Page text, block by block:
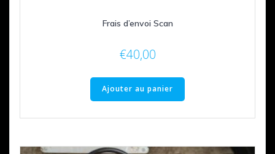
Frais d’envoi Scan
€40,00
Ajouter au panier